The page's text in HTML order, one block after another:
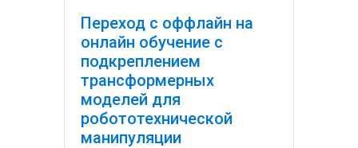
Переход с оффлайн на
онлайн обучение с
подкреплением
трансформерных
моделей для
робототехнической
манипуляции